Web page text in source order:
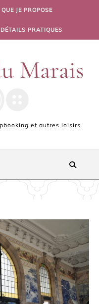
QUE JE PROPOSE
DÉTAILS PRATIQUES
et autres loisirs